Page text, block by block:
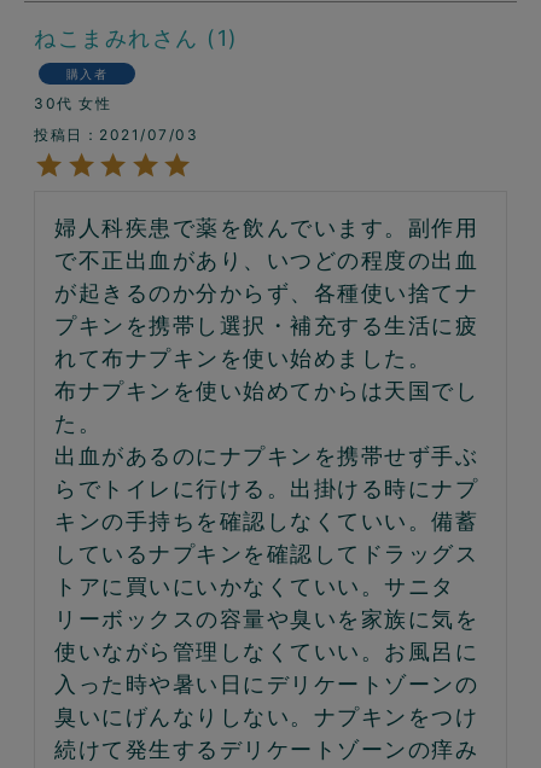
ねこまみれ 1
購入者
30代 女性
投稿日
2021/07/03
婦人科疾患で薬を飲んでいます。副作用
で不正出血があり、いつどの程度の出血
が起きるのか分からず、各種使い捨てナ
プキンを携帯し選択・補充する生活に疲
れて布ナプキンを使い始めました。
布ナプキンを使い始めてからは天国でし
た。
出血があるのにナプキンを携帯せず手ぶ
らでトイレに行ける。出掛ける時にナプ
キンの手持ちを確認しなくていい。備蓄
しているナプキンを確認してドラッグス
トアに買いにいかなくていい。サニタ
リーボックスの容量や臭いを家族に気を
使いながら管理しなくていい。お風呂に
入った時や暑い日にデリケートゾーンの
臭いにげんなりしない。ナプキンをつけ
続けて発生するデリケートゾーンの痒み